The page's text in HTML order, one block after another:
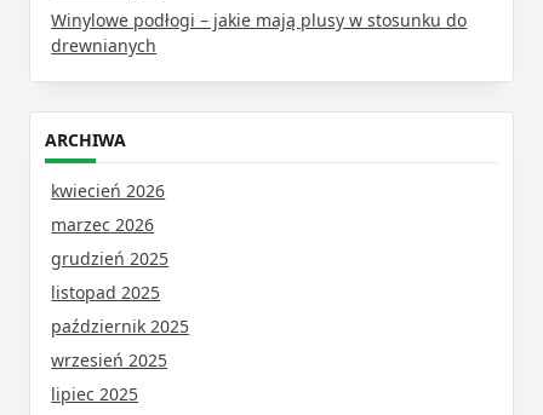
Winylowe podłogi – jakie mają plusy w stosunku do
drewnianych
ARCHIWA
kwiecień 2026
marzec 2026
grudzień 2025
listopad 2025
październik 2025
wrzesień 2025
lipiec 2025